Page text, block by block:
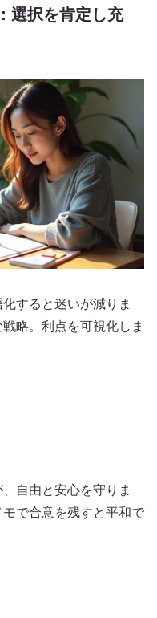
選択を肯定し充
すると迷いが減りま
戦略。利点を可視化しま
自由と安心を守りま
で合意を残すと平和で